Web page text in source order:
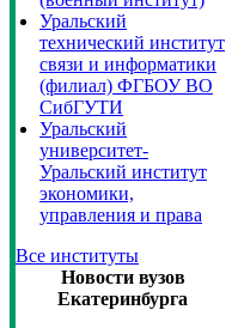
Уральский
технический институт
связи и информатики
(филиал) ФГБОУ ВО
СибГУТИ
Уральский
университет-
Уральский институт
экономики,
управления и права
Все институты
Новости вузов
Екатеринбурга